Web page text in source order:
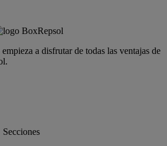
a disfrutar de todas las ventajas de
Secciones